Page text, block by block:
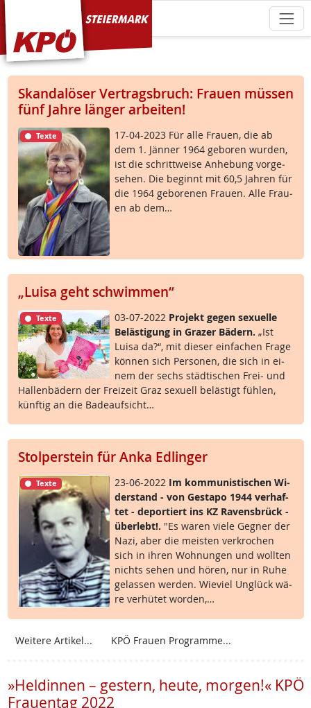
KPÖ Steiermark
Skandalöser Vertragsbruch: Frauen müssen
fünf Jahre länger arbeiten!
Texte
17-04-2023 Für al­le Frau­en, die ab
dem 1. Jän­ner 1964 ge­bo­ren wur­den,
ist die schritt­wei­se An­he­bung vor­ge­
se­hen. Die be­ginnt mit 60,5 Jah­ren für
die 1964 ge­bo­re­nen Frau­en. Al­le Frau­
en ab dem…
„Luisa geht schwimmen“
Texte 03-07-2022 Pro­jekt ge­gen se­xu­el­le
Be­läs­t­i­gung in Gra­zer Bä­d­ern. „Ist
Lui­sa da?“, mit die­ser ein­fa­chen Fra­ge
kön­nen sich Per­so­nen, die sich in ei­
nem der sechs städ­ti­schen Frei- und
Hal­len­bä­d­ern der Frei­zeit Graz se­xu­ell be­läs­t­igt füh­len,
künf­tig an die Ba­de­auf­sicht…
Stolperstein für Anka Edlinger
Texte 23-06-2022 Im kom­mu­nis­ti­schen Wi­
der­stand - von Ge­sta­po 1944 ver­haf­
tet - de­por­tiert ins KZ Ra­vens­brück -
über­lebt!. "Es wa­ren vie­le Geg­ner der
Na­zi, aber die meis­ten ver­kro­chen
sich in ih­ren Woh­nun­gen und woll­ten
nichts se­hen und hö­ren, nur in Ru­he
ge­las­sen wer­den. Wie­viel Un­glück wä­
re ver­hü­tet wor­den,…
Weitere Artikel... KPÖ Frauen Programme...
»Heldinnen – gestern, heute, morgen!« KPÖ
Frauentag 2022